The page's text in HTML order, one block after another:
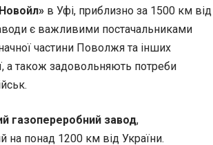
в Уфі, приблизно за 1500 км від
є важливими постачальниками
частини Поволжя та інших
а також задовольняють потреби
газопереробний завод,
на понад 1200 км від України.